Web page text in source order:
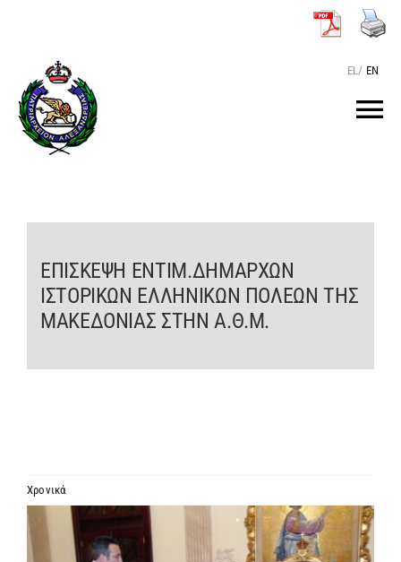
περιεχόμενο
EL/ EN
ΤΟ ΠΑΤΡΙΑΡΧΕΙΟ
MEDIA
ΕΠΙΣΚΕΨΗ ΕΝΤΙΜ.ΔΗΜΑΡΧΩΝ
ΙΣΤΟΡΙΚΩΝ ΕΛΛΗΝΙΚΩΝ ΠΟΛΕΩΝ ΤΗΣ
ΜΑΚΕΔΟΝΙΑΣ ΣΤΗΝ Α.Θ.Μ.
Χρονικά
Προβολή
μεγαλύτερης